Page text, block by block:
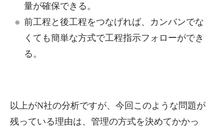
量が確保できる。
前工程と後工程をつなげれば、カンバンでな
くても簡単な方式で工程指示フォローができ
る。
以上がN社の分析ですが、今回このような問題が
残っている理由は、管理の方式を決めてかかっ